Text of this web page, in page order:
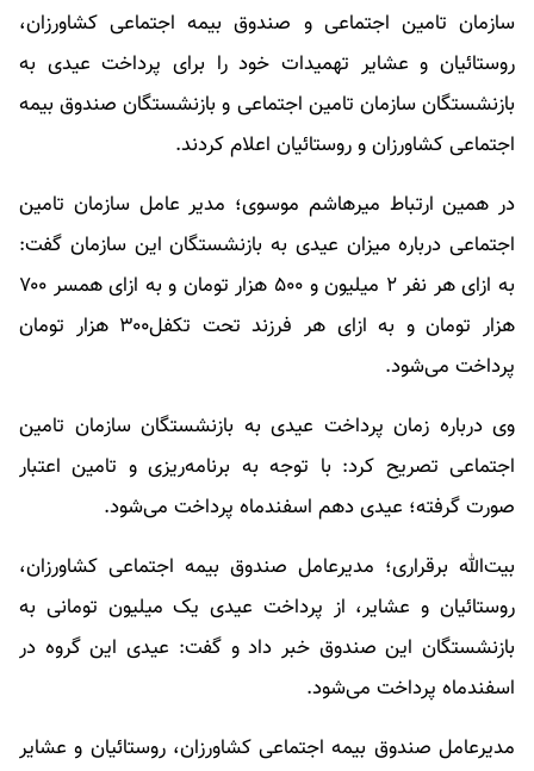
سازمان تامین اجتماعی و صندوق بیمه اجتماعی کشاورزان،
روستائیان و عشایر تهمیدات خود را برای پرداخت عیدی به
بازنشستگان سازمان تامین اجتماعی و بازنشستگان صندوق بیمه
اجتماعی کشاورزان و روستائیان اعلام کردند.
در همین ارتباط میرهاشم موسوی؛ مدیر عامل سازمان تامین
اجتماعی درباره میزان عیدی به بازنشستگان این سازمان گفت:
به ازای هر نفر ۲ میلیون و ۵۰۰ هزار تومان و به ازای همسر ۷۰۰
هزار تومان و به ازای هر فرزند تحت تکفل۳۰۰ هزار تومان
پرداخت می‌شود.
وی درباره زمان پرداخت عیدی به بازنشستگان سازمان تامین
اجتماعی تصریح کرد: با توجه به برنامه‌ریزی و تامین اعتبار
صورت گرفته؛ عیدی دهم اسفندماه پرداخت می‌شود.​
بیت‌الله برقراری؛ مدیرعامل صندوق بیمه اجتماعی کشاورزان،
روستائیان و عشایر، از پرداخت عیدی یک میلیون تومانی به
بازنشستگان این صندوق خبر داد و گفت: عیدی این گروه در
اسفندماه پرداخت می‌شود.
مدیرعامل صندوق بیمه اجتماعی کشاورزان، روستائیان و عشایر